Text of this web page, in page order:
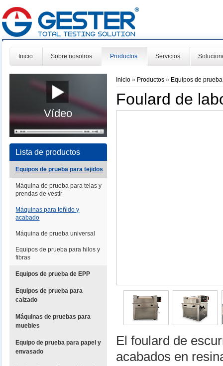
Inicio Sobre nosotros Productos Servicios
Vídeo
Lista de productos
Equipos de prueba para tejidos
Máquina de prueba para telas y
prendas de vestir
Máquinas para teñido y
acabado
Máquina de prueba universal
Equipos de prueba para hilos y
fibras
Equipos de prueba de EPP
Equipos de prueba para
calzado
Máquinas de pruebas para
muebles
Equipo de prueba para papel y
envasado
Inicio » Productos» Equipos de
Foulard de
El foulard de
acabados en